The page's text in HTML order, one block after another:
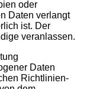
oder
Daten verlangt
ist. Der
veranlassen.
Daten
Richtlinien-